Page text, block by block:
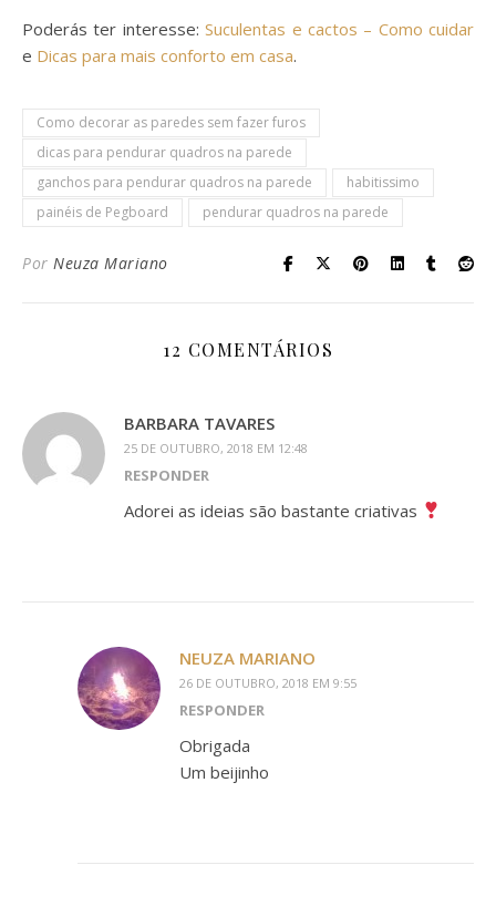
Poderás ter interesse:Suculentas e cactos – Como cuidar
e Dicas para mais conforto em casa.
Como decorar as paredes sem fazer furos
dicas para pendurar quadros na parede
ganchos para pendurar quadros na parede
habitissimo
painéis de Pegboard
pendurar quadros na parede
Por Neuza Mariano
12 COMENTÁRIOS
BARBARA TAVARES
25 DE OUTUBRO, 2018 EM 12:48
RESPONDER
Adorei as ideias são bastante criativas
NEUZA MARIANO
26 DE OUTUBRO, 2018 EM 9:55
RESPONDER
Obrigada
Um beijinho